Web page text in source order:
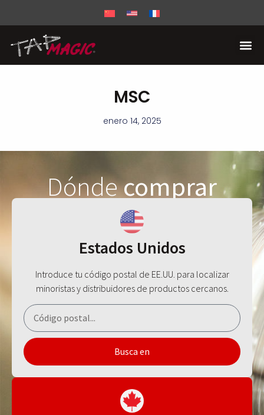
MSC
enero 14, 2025
Dóndecomprar
Estados Unidos
Introduce tu código postal de EE.UU. para localizar
minoristas y distribuidores de productos cercanos.
Busca en